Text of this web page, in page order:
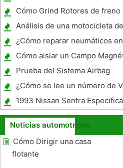
título
Cómo Grind Rotores de freno
Análisis de una motocicleta
batería
¿Cómo reparar neumáticos
Mobile
Cómo aislar un Campo
Automotive
Prueba del Sistema Airbag
¿Cómo se lee un número de
1993 Nissan Sentra
Noticias automotrices
Cómo Dirigir una casa
flotante